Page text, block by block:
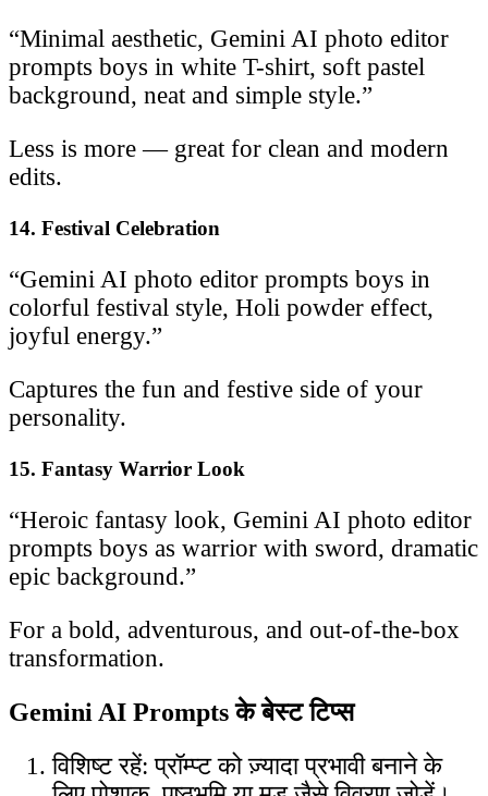
“Minimal aesthetic, Gemini AI photo editor
prompts boys in white T-shirt, soft pastel
background, neat and simple style.”
Less is more — great for clean and modern
edits.
14. Festival Celebration
“Gemini AI photo editor prompts boys in
colorful festival style, Holi powder effect,
joyful energy.”
Captures the fun and festive side of your
personality.
15. Fantasy Warrior Look
“Heroic fantasy look, Gemini AI photo editor
prompts boys as warrior with sword, dramatic
epic background.”
For a bold, adventurous, and out-of-the-box
transformation.
Gemini AI Prompts के बेस्ट टिप्स
विशिष्ट रहें: प्रॉम्प्ट को ज़्यादा प्रभावी बनाने के